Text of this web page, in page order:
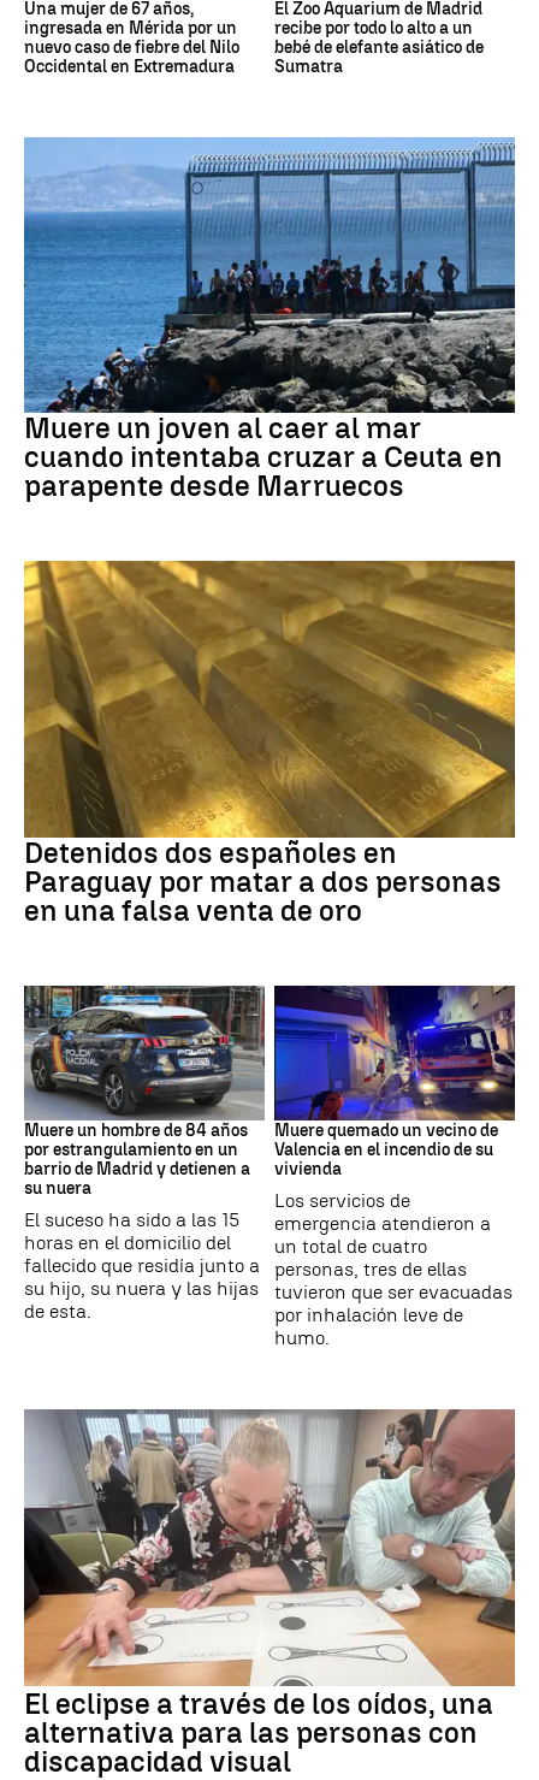
Una mujer de 67 años,
ingresada en Mérida por un
nuevo caso de fiebre del Nilo
Occidental en Extremadura
El Zoo Aquarium de Madrid
recibe por todo lo alto a un
bebé de elefante asiático de
Sumatra
Ceuta
Muere un joven al caer al mar
cuando intentaba cruzar a Ceuta en
parapente desde Marruecos
Paraguay
Detenidos dos españoles en
Paraguay por matar a dos personas
en una falsa venta de oro
Suceso
Muere un hombre de 84 años
por estrangulamiento en un
barrio de Madrid y detienen a
su nuera
El suceso ha sido a las 15
horas en el domicilio del
fallecido que residía junto a
su hijo, su nuera y las hijas
de esta.
INCENDIO
Muere quemado un vecino de
Valencia en el incendio de su
vivienda
Los servicios de
emergencia atendieron a
un total de cuatro
personas, tres de ellas
tuvieron que ser evacuadas
por inhalación leve de
humo.
El eclipse a través de los oídos, una
alternativa para las personas con
discapacidad visual